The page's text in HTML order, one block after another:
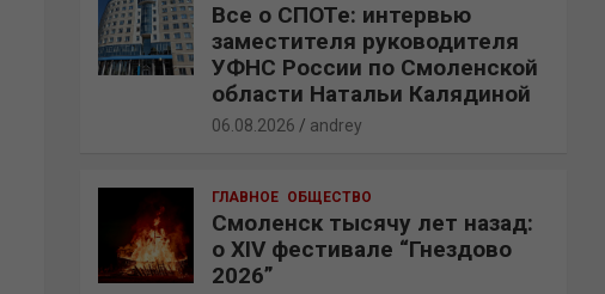
Все о СПОТе: интервью
заместителя руководителя
УФНС России по Смоленской
области Натальи Калядиной
06.08.2026 andrey
ГЛАВНОЕ ОБЩЕСТВО
Смоленск тысячу лет назад:
о XIV фестивале “Гнездово
2026”